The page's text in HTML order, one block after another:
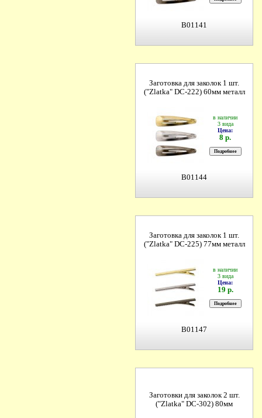
B01141
Заготовка для заколок 1 шт.
("Zlatka" DC-222) 60мм металл
в наличии
3 вида
Цена:
8 р.
B01144
Заготовка для заколок 1 шт.
("Zlatka" DC-225) 77мм металл
в наличии
3 вида
Цена:
19 р.
B01147
Заготовки для заколок 2 шт.
("Zlatka" DC-302) 80мм